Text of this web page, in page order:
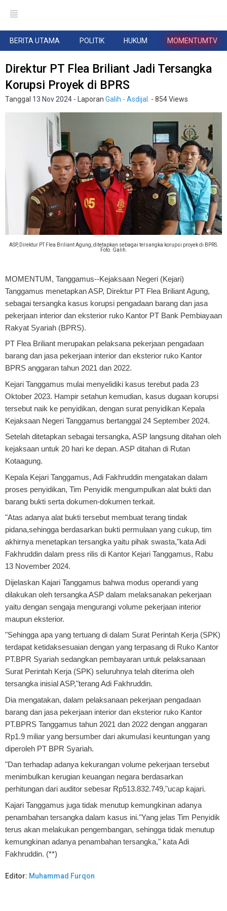
BERITA UTAMA POLITIK HUKUM MOMENTUMTV
Direktur PT Flea Briliant Jadi Tersangka
Korupsi Proyek di BPRS
Tanggal 13 Nov 2024 - Laporan Galih - Asdijal. - 854 Views
ASP, Direktur PT Flea Briliant Agung, ditetapkan sebagai tersangka korupsi proyek di BPRS.
Foto. Galih.
MOMENTUM, Tanggamus--Kejaksaan Negeri (Kejari)
Tanggamus menetapkan ASP, Direktur PT Flea Briliant Agung,
sebagai tersangka kasus korupsi pengadaan barang dan jasa
pekerjaan interior dan eksterior ruko Kantor PT Bank Pembiayaan
Rakyat Syariah (BPRS).
PT Flea Briliant merupakan pelaksana pekerjaan pengadaan
barang dan jasa pekerjaan interior dan eksterior ruko Kantor
BPRS anggaran tahun 2021 dan 2022.
Kejari Tanggamus mulai menyelidiki kasus terebut pada 23
Oktober 2023. Hampir setahun kemudian, kasus dugaan korupsi
tersebut naik ke penyidikan, dengan surat penyidikan Kepala
Kejaksaan Negeri Tanggamus bertanggal 24 September 2024.
Setelah ditetapkan sebagai tersangka, ASP langsung ditahan oleh
kejaksaan untuk 20 hari ke depan. ASP ditahan di Rutan
Kotaagung.
Kepala Kejari Tanggamus, Adi Fakhruddin mengatakan dalam
proses penyidikan, Tim Penyidik mengumpulkan alat bukti dan
barang bukti serta dokumen-dokumen terkait.
"Atas adanya alat bukti tersebut membuat terang tindak
pidana,sehingga berdasarkan bukti permulaan yang cukup, tim
akhirnya menetapkan tersangka yaitu pihak swasta,"kata Adi
Fakhruddin dalam press rilis di Kantor Kejari Tanggamus, Rabu
13 November 2024.
Dijelaskan Kajari Tanggamus bahwa modus operandi yang
dilakukan oleh tersangka ASP dalam melaksanakan pekerjaan
yaitu dengan sengaja mengurangi volume pekerjaan interior
maupun eksterior.
"Sehingga apa yang tertuang di dalam Surat Perintah Kerja (SPK)
terdapat ketidaksesuaian dengan yang terpasang di Ruko Kantor
PT.BPR Syariah sedangkan pembayaran untuk pelaksanaan
Surat Perintah Kerja (SPK) seluruhnya telah diterima oleh
tersangka inisial ASP,"terang Adi Fakhruddin.
Dia mengatakan, dalam pelaksanaan pekerjaan pengadaan
barang dan jasa pekerjaan interior dan eksterior ruko Kantor
PT.BPRS Tanggamus tahun 2021 dan 2022 dengan anggaran
Rp1.9 miliar yang bersumber dari akumulasi keuntungan yang
diperoleh PT BPR Syariah.
"Dan terhadap adanya kekurangan volume pekerjaan tersebut
menimbulkan kerugian keuangan negara berdasarkan
perhitungan dari auditor sebesar Rp513.832.749,"ucap kajari.
Kajari Tanggamus juga tidak menutup kemungkinan adanya
penambahan tersangka dalam kasus ini."Yang jelas Tim Penyidik
terus akan melakukan pengembangan, sehingga tidak menutup
kemungkinan adanya penambahan tersangka," kata Adi
Fakhruddin. (**)
Editor: Muhammad Furqon